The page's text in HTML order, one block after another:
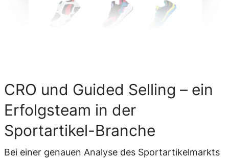
CRO und Guided Selling – ein
Erfolgsteam in der
Sportartikel-Branche
Bei einer genauen Analyse des Sportartikelmarkts